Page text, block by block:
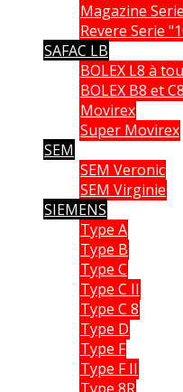
Magazine
Revere Serie
SAFAC LB
BOLEX L8 à
BOLEX B8 et
Movirex
Super Movirex
SEM
SEM Veronic
SEM Virginie
SIEMENS
Type A
Type B
Type C
Type C II
Type C 8
Type D
Type F
Type F II